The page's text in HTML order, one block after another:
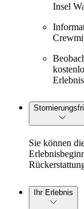
Insel
Sie können
Ihr Erlebnis